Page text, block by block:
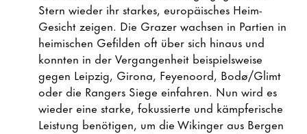
Stern wieder ihr starkes, europäisches Heim-
Gesicht zeigen. Die Grazer wachsen in Partien in
heimischen Gefilden oft über sich hinaus und
konnten in der Vergangenheit beispielsweise
gegen Leipzig, Girona, Feyenoord, Bodø/Glimt
oder die Rangers Siege einfahren. Nun wird es
wieder eine starke, fokussierte und kämpferische
Leistung benötigen, um die Wikinger aus Bergen